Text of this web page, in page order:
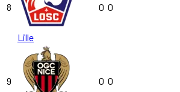
8
Lille
0 0
9 0 0